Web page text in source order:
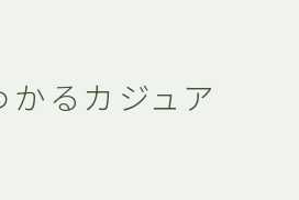
かるカジュア